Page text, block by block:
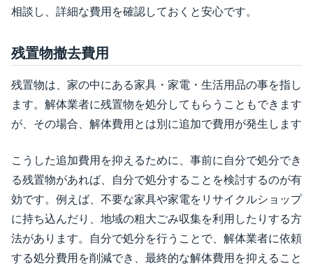
相談し、詳細な費用を確認しておくと安心です。
残置物撤去費用
残置物は、家の中にある家具・家電・生活用品の事を指し
ます。解体業者に残置物を処分してもらうこともできます
が、その場合、解体費用とは別に追加で費用が発生します
こうした追加費用を抑えるために、事前に自分で処分でき
る残置物があれば、自分で処分することを検討するのが有
効です。例えば、不要な家具や家電をリサイクルショップ
に持ち込んだり、地域の粗大ごみ収集を利用したりする方
法があります。自分で処分を行うことで、解体業者に依頼
する処分費用を削減でき、最終的な解体費用を抑えること